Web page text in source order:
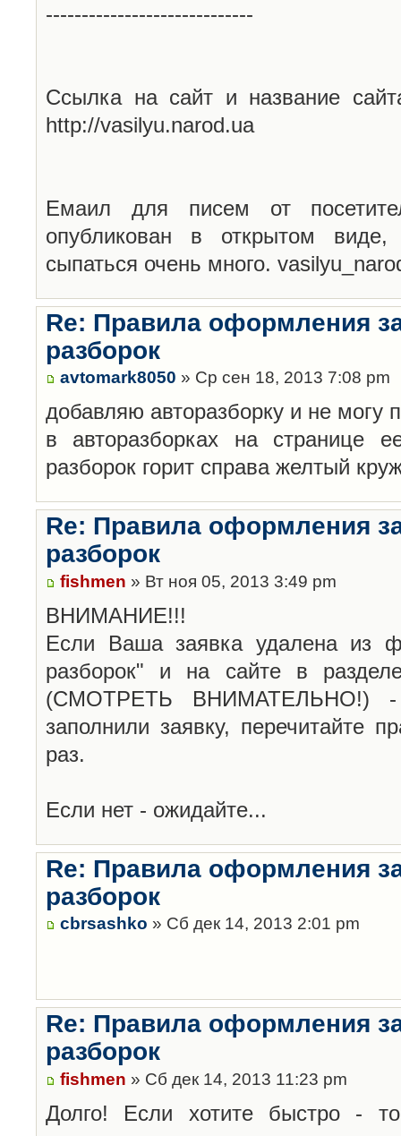
-----------------------------
Ссылка на сайт и название
http://vasilyu.narod.ua
Емаил для писем от
опубликован в открытом
сыпаться очень много.
Re: Правила оформления
разборок
avtomark8050 » Ср сен 18, 2013 7:08 pm
добавляю авторазборку и не могу
в авторазборках на странице
разборок горит справа желтый
Re: Правила оформления
разборок
fishmen » Вт ноя 05, 2013 3:49 pm
ВНИМАНИЕ!!!
Если Ваша заявка удалена из
разборок" и на сайте в
(СМОТРЕТЬ ВНИМАТЕЛЬНО!)
заполнили заявку, перечитайте
раз.
Если нет - ожидайте...
Re: Правила оформления
разборок
cbrsashko » Сб дек 14, 2013 2:01 pm
Re: Правила оформления
разборок
fishmen » Сб дек 14, 2013 11:23 pm
Долго! Если хотите быстро -